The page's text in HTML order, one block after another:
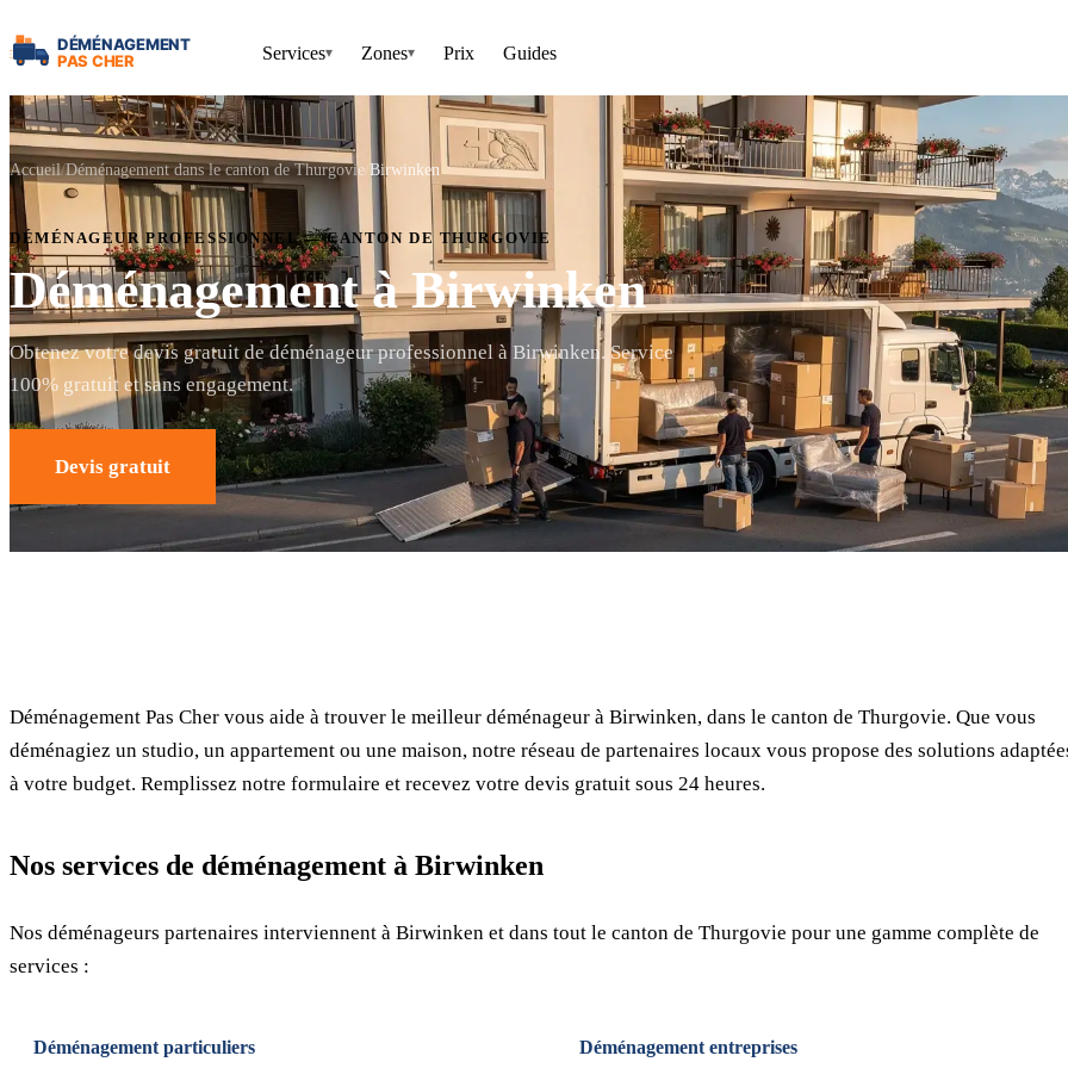
Services▾ Zones▾ Prix Guides
Accueil Déménagement dans le canton de Thurgovie Birwinken
DÉMÉNAGEUR PROFESSIONNEL — CANTON DE THURGOVIE
Déménagement à Birwinken
Obtenez votre devis gratuit de déménageur professionnel à Birwinken. Service
100% gratuit et sans engagement.
Devis gratuit
Déménagement Pas Cher vous aide à trouver le meilleur déménageur à Birwinken, dans le canton de Thurgovie. Que vous
déménagiez un studio, un appartement ou une maison, notre réseau de partenaires locaux vous propose des solutions
à votre budget. Remplissez notre formulaire et recevez votre devis gratuit sous 24 heures.
Nos services de déménagement à Birwinken
Nos déménageurs partenaires interviennent à Birwinken et dans tout le canton de Thurgovie pour une gamme complète de
services :
Déménagement particuliers Déménagement entreprises